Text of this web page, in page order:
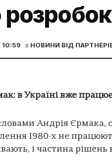
10:59 в НОВИНИ ВІД
в Україні вже
Андрія Єрмака,
1980-х не
і частина рішень